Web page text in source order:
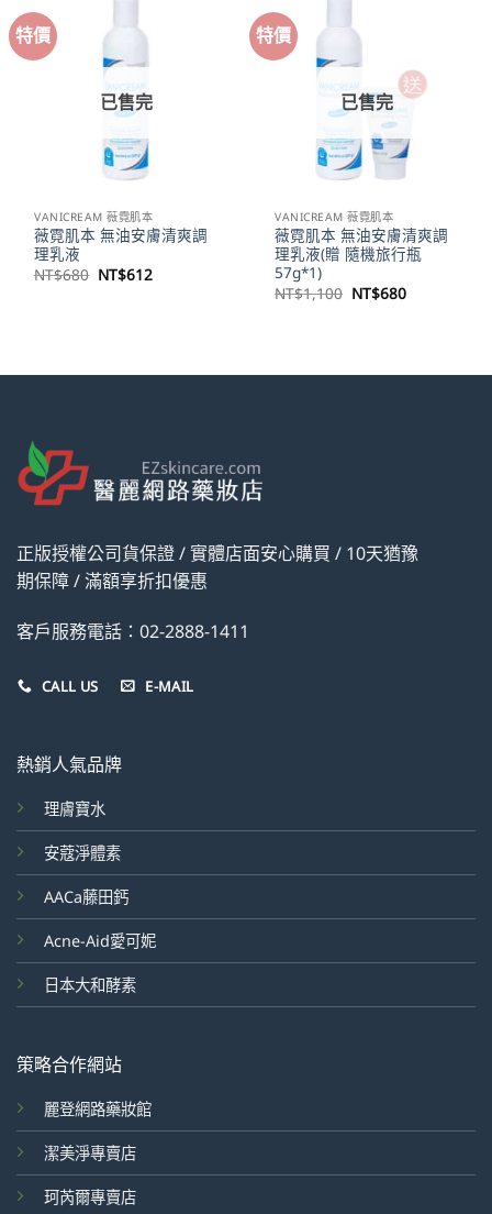
特價
已售完
VANICREAM 薇霓肌本
薇霓肌本 無油安膚清爽調
理乳液
NT$680 原
始
NT$612目
前
特價
已售完
VANICREAM 薇霓肌本
薇霓肌本 無油安膚清爽調
理乳液(贈 隨機旅行瓶
57g*1)
NT$1,100 原
始
NT$680目
正版授權公司貨保證 / 實體店面安心購買 / 10天猶豫
期保障 / 滿額享折扣優惠
客戶服務電話：02-2888-1411
CALL US E-MAIL
熱銷人氣品牌
理膚寶水
安蔻淨體素
AACa藤田鈣
Acne-Aid愛可妮
日本大和酵素
策略合作網站
麗登網路藥妝館
潔美淨專賣店
珂芮爾專賣店